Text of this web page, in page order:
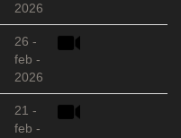
2026
26 -
feb -
2026
21 -
feb -